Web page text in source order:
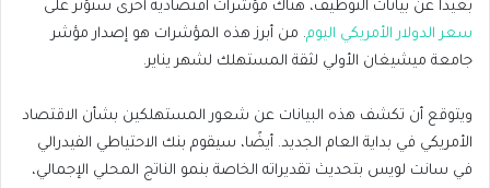
بعيدا عن بيانات التوظيف، هناك مؤشرات اقتصادية أخرى ستؤثر على
سعر الدولار الأمريكي اليوم. من أبرز هذه المؤشرات هو إصدار مؤشر
جامعة ميشيغان الأولي لثقة المستهلك لشهر يناير.
ويتوقع أن تكشف هذه البيانات عن شعور المستهلكين بشأن الاقتصاد
الأمريكي في بداية العام الجديد. أيضًا، سيقوم بنك الاحتياطي الفيدرالي
في سانت لويس بتحديث تقديراته الخاصة بنمو الناتج المحلي الإجمالي،